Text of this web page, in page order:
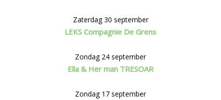
Zaterdag 30 september
LEKS Compagnie De Grens
Zondag 24 september
Ella & Her man TRESOAR
Zondag 17 september